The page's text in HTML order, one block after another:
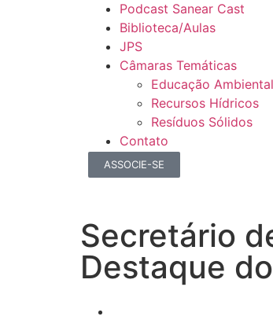
Podcast Sanear Cast
Biblioteca/Aulas
JPS
Câmaras Temáticas
Educação Ambiental
Recursos Hídricos
Resíduos Sólidos
Contato
ASSOCIE-SE
Secretário
Destaque